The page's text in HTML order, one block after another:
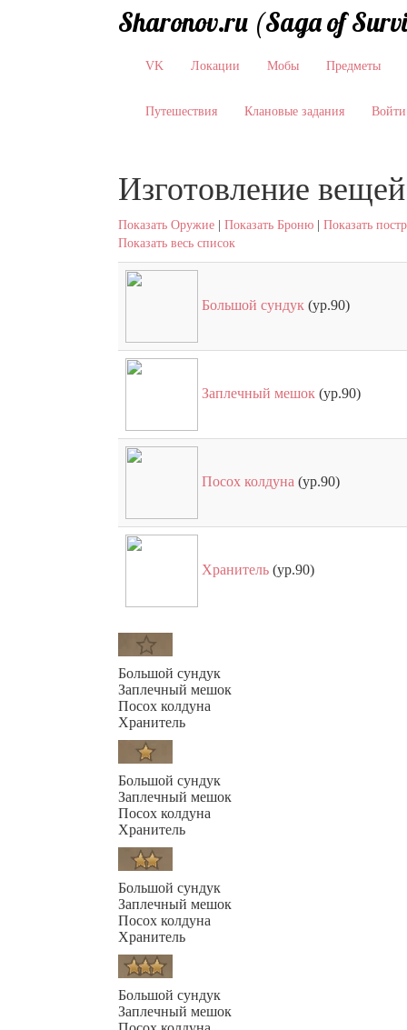
Sharonov.ru (Saga of
VK Локации Мобы Предметы
Путешествия Клановые задания Войти
Изготовление
Показать Оружие Показать Броню
Показать
Показать весь список
Большой сундук (ур.90)
Заплечный мешок (ур.90)
Посох колдуна (ур.90)
Хранитель (ур.90)
Большой сундук
Заплечный мешок
Посох колдуна
Хранитель
Большой сундук
Заплечный мешок
Посох колдуна
Хранитель
Большой сундук
Заплечный мешок
Посох колдуна
Хранитель
Большой сундук
Заплечный мешок